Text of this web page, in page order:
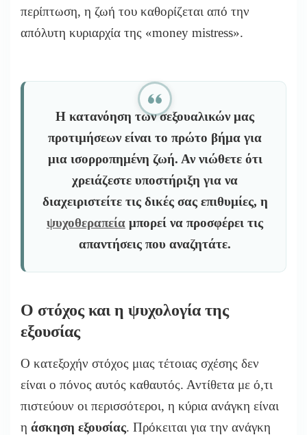
περίπτωση, η ζωή του καθορίζεται από την
απόλυτη κυριαρχία της «money mistress».
Η κατανόηση των σεξουαλικών μας
προτιμήσεων είναι το πρώτο βήμα για
μια ισορροπημένη ζωή. Αν νιώθετε ότι
χρειάζεστε υποστήριξη για να
διαχειριστείτε τις δικές σας επιθυμίες, η
ψυχοθεραπεία μπορεί να προσφέρει τις
απαντήσεις που αναζητάτε.
Ο στόχος και η ψυχολογία της
εξουσίας
Ο κατεξοχήν στόχος μιας τέτοιας σχέσης δεν
είναι ο πόνος αυτός καθαυτός. Αντίθετα με ό,τι
πιστεύουν οι περισσότεροι, η κύρια ανάγκη είναι
η άσκηση εξουσίας. Πρόκειται για την ανάγκη